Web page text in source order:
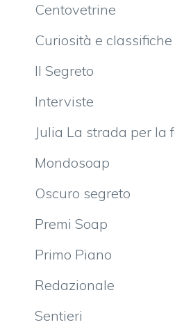
Centovetrine
Curiosità e classifiche
Il Segreto
Interviste
Julia La strada per la
Mondosoap
Oscuro segreto
Premi Soap
Primo Piano
Redazionale
Sentieri